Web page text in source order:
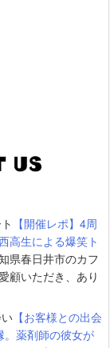
【開催レポ】4周
高生による爆笑ト
県春日井市のカフ
顧いただき、あり
【お客様との出会
。薬剤師の彼女が